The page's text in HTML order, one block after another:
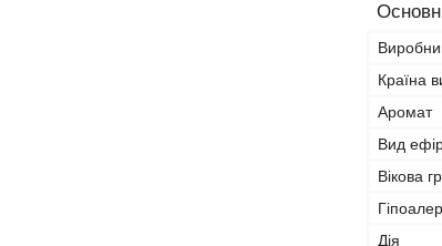
Країна
Аромат
Вид
Вікова
Дія